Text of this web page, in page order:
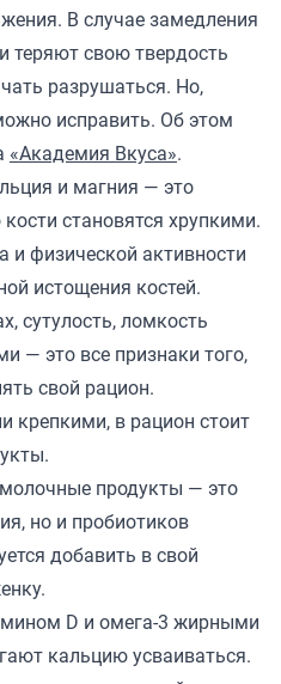
В случае замедления
теряют свою твердость
разрушаться. Но,
исправить. Об этом
«Академия Вкуса».
и магния — это
становятся хрупкими.
и физической активности
истощения костей.
сутулость, ломкость
— это все признаки того,
свой рацион.
крепкими, в рацион стоит
продукты — это
но и пробиотиков
добавить в свой
D и омега-3 жирными
кальцию усваиваться.